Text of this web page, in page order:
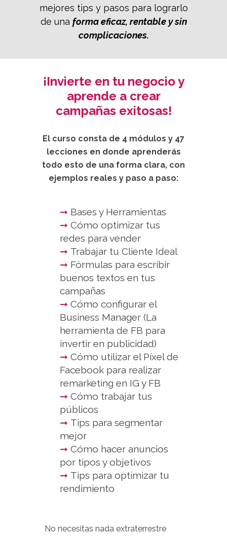
mejores tips y pasos para lograrlo
de una forma eficaz, rentable y sin
complicaciones.
¡Invierte en tu negocio y
aprende a crear
campañas exitosas!
El curso consta de 4 módulos y 47
lecciones en donde aprenderás
todo esto de una forma clara, con
ejemplos reales y paso a paso:
➞ Bases y Herramientas⁣
➞ Cómo optimizar tus
redes para vender
➞ Trabajar tu Cliente Ideal⁣
➞ Fórmulas para escribir
buenos textos en tus
campañas⁣
➞ Cómo configurar el
Business Manager (La
herramienta de FB para
invertir en publicidad)⁣
➞ Cómo utilizar el Píxel de
Facebook para realizar
remarketing en IG y FB⁣
➞ Cómo trabajar tus
públicos⁣
➞ Tips para segmentar
mejor⁣
➞ Cómo hacer anuncios
por tipos y objetivos⁣
➞ Tips para optimizar tu
rendimiento⁣
No necesitas nada extraterrestre